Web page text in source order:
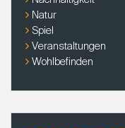
Natur
Spiel
Veranstaltungen
Wohlbefinden